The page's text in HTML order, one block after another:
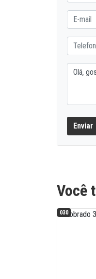
Enviar
Você
030